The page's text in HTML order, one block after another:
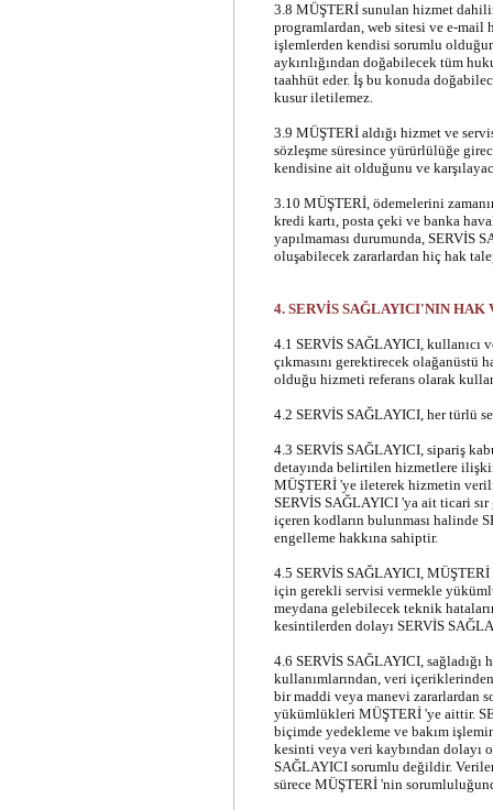
3.8 MÜŞTERİ sunulan hizmet
programlardan, web sitesi ve e-mail
işlemlerden kendisi sorumlu
aykırılığından doğabilecek tüm
taahhüt eder. İş bu konuda
kusur iletilemez.
3.9 MÜŞTERİ aldığı hizmet ve
sözleşme süresince yürürlülüğe
kendisine ait olduğunu ve
3.10 MÜŞTERİ, ödemelerini
kredi kartı, posta çeki ve banka
yapılmaması durumunda, SERVİS
oluşabilecek zararlardan hiç hak
4. SERVİS SAĞLAYICI'NIN
4.1 SERVİS SAĞLAYICI, kullanıcı
çıkmasını gerektirecek olağanüstü
olduğu hizmeti referans olarak
4.2 SERVİS SAĞLAYICI, her türlü
4.3 SERVİS SAĞLAYICI, sipariş
detayında belirtilen hizmetlere
MÜŞTERİ 'ye ileterek hizmetin
SERVİS SAĞLAYICI 'ya ait ticari
içeren kodların bulunması halinde
engelleme hakkına sahiptir.
4.5 SERVİS SAĞLAYICI,
için gerekli servisi vermekle
meydana gelebilecek teknik
kesintilerden dolayı SERVİS
4.6 SERVİS SAĞLAYICI,
kullanımlarından, veri
bir maddi veya manevi zararlardan
yükümlükleri MÜŞTERİ 'ye aittir.
biçimde yedekleme ve bakım
kesinti veya veri kaybından dolayı
SAĞLAYICI sorumlu değildir.
sürece MÜŞTERİ 'nin